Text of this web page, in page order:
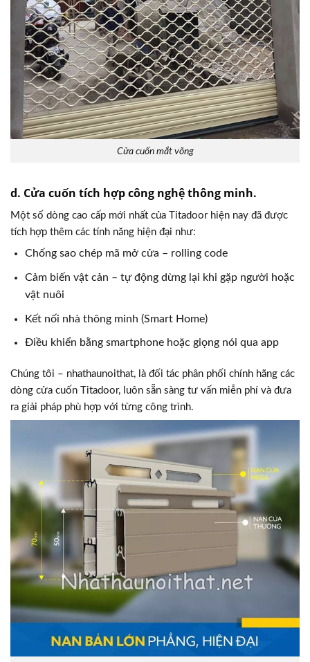
Cửa cuốn mắt võng
d. Cửa cuốn tích hợp công nghệ thông minh.
Một số dòng cao cấp mới nhất của Titadoor hiện nay đã được
tích hợp thêm các tính năng hiện đại như:
Chống sao chép mã mở cửa – rolling code
Cảm biến vật cản – tự động dừng lại khi gặp người hoặc
vật nuôi
Kết nối nhà thông minh (Smart Home)
Điều khiển bằng smartphone hoặc giọng nói qua app
Chúng tôi – nhathaunoithat, là đối tác phân phối chính hãng các
dòng cửa cuốn Titadoor, luôn sẵn sàng tư vấn miễn phí và đưa
ra giải pháp phù hợp với từng công trình.